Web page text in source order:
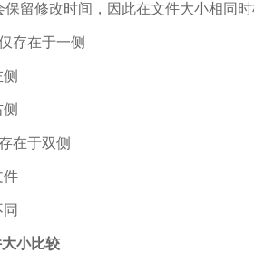
保留修改时间，因此在文件大小相同
存在于一侧
在于双侧
小比较